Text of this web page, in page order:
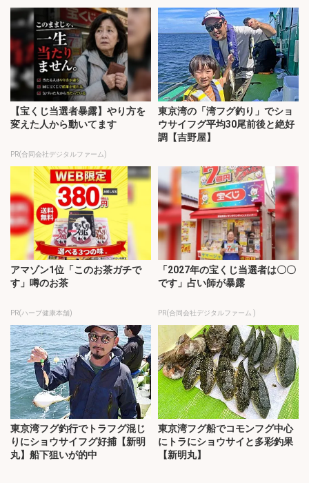
【宝くじ当選者暴露】やり方を
変えた人から動いてます
PR(合同会社デジタルファーム)
東京湾の「湾フグ釣り」でショ
ウサイフグ平均30尾前後と絶好
調【吉野屋】
アマゾン1位「このお茶ガチで
す」噂のお茶
PR(ハーブ健康本舗)
「2027年の宝くじ当選者は〇〇
です」占い師が暴露
PR(合同会社デジタルファーム )
東京湾フグ釣行でトラフグ混じ
りにショウサイフグ好捕【新明
丸】船下狙いが的中
東京湾フグ船でコモンフグ中心
にトラにショウサイと多彩釣果
【新明丸】